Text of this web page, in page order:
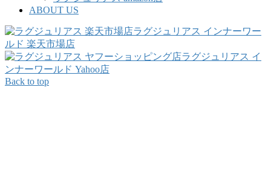
ABOUT US
ラグジュリアス インナーワー
ルド 楽天市場店
ラグジュリアス イ
ンナーワールド Yahoo店
Back to top